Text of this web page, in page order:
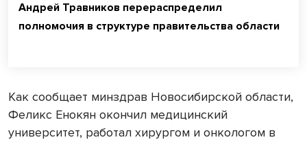
Андрей Травников перераспределил
полномочия в структуре правительства области
Как сообщает минздрав Новосибирской области,
Феликс Енокян окончил медицинский
университет, работал хирургом и онкологом в